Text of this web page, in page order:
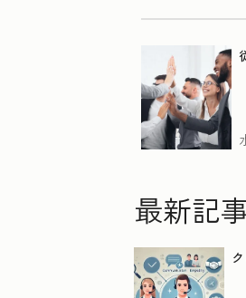
最新記